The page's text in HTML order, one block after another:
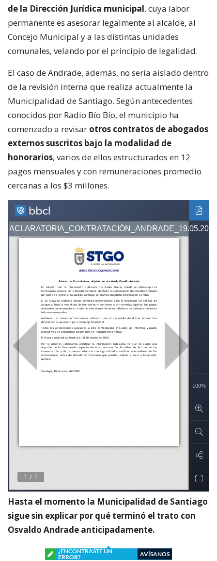
de la Dirección Jurídica municipal, cuya labor
permanente es asesorar legalmente al alcalde, al
Concejo Municipal y a las distintas unidades
comunales, velando por el principio de legalidad.
El caso de Andrade, además, no sería aislado dentro
de la revisión interna que realiza actualmente la
Municipalidad de Santiago. Según antecedentes
conocidos por Radio Bío Bío, el municipio ha
comenzado a revisar otros contratos de abogados
externos suscritos bajo la modalidad de
honorarios, varios de ellos estructurados en 12
pagos mensuales y con remuneraciones promedio
cercanas a los $3 millones.
Hasta el momento la Municipalidad de Santiago
sigue sin explicar por qué terminó el trato con
Osvaldo Andrade anticipadamente.
¿ENCONTRASTE UN
ERROR?
AVÍSANOS